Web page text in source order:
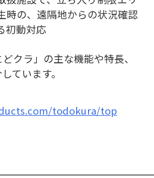
時の、遠隔地からの状況確認
初動対応
クラ」の主な機能や特長、
ています。
todokura/top